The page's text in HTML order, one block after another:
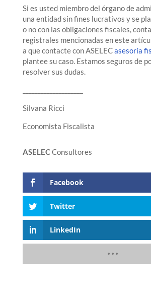
Si es usted miembro del órgano de
una entidad sin fines lucrativos y se
o no con las obligaciones fiscales,
registrales mencionadas en este
a que contacte con ASELECasesoría
plantee su caso. Estamos seguros de
resolver sus dudas.
Silvana Ricci
Economista Fiscalista
ASELECConsultores
Facebook
Twitter
LinkedIn